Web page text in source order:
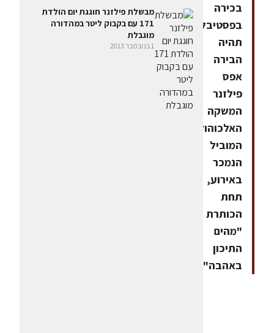
בכירה
בפסטיבל,
תהיה
הבירה
אפס
פילזנר
המשקה
האלכוהולי
המוביל
הנמכר
באירוע,
תחת
הכותרת
"מהים
התיכון
באהבה"
מבשלת פילזנר חוגגת יום הולדת
171 עם בקבוק ליטר במהדורה
מוגבלת
1 בנובמבר 2013